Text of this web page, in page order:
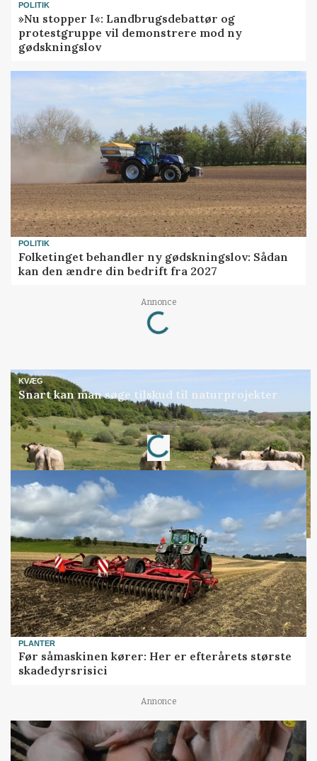
POLITIK
»Nu stopper I«: Landbrugsdebattør og
protestgruppe vil demonstrere mod ny
gødskningslov
POLITIK
Folketinget behandler ny gødskningslov: Sådan
kan den ændre din bedrift fra 2027
Annonce
Loading...
KVÆG
Snart kan man søge tilskud til naturprojekter
Annonce
Loading...
PLANTER
Før såmaskinen kører: Her er efterårets største
skadedyrsrisici
Annonce